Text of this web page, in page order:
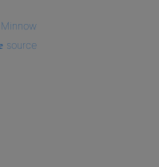
Minnow
source